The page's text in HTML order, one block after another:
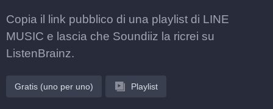
Copia il link pubblico di una playlist di LINE
MUSIC e lascia che Soundiiz la ricrei su
ListenBrainz.
Gratis (uno per uno) Playlist